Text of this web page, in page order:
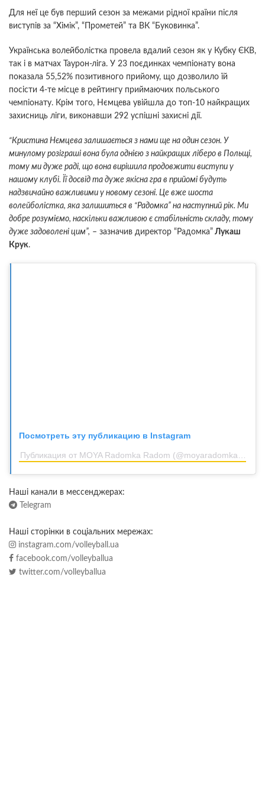
Для неї це був перший сезон за межами рідної країни після
виступів за “Хімік”, “Прометей” та ВК “Буковинка”.
Українська волейболістка провела вдалий сезон як у Кубку ЄКВ,
так і в матчах Таурон-ліга. У 23 поєдинках чемпіонату вона
показала 55,52% позитивного прийому, що дозволило їй
посісти 4-те місце в рейтингу приймаючих польського
чемпіонату. Крім того, Нємцева увійшла до топ-10 найкращих
захисниць ліги, виконавши 292 успішні захисні дії.
“Кристина Нємцева залишається з нами ще на один сезон. У
минулому розіграші вона була однією з найкращих ліберо в Польщі,
тому ми дуже раді, що вона вирішила продовжити виступи у
нашому клубі. Її досвід та дуже якісна гра в прийомі будуть
надзвичайно важливими у новому сезоні. Це вже шоста
волейболістка, яка залишиться в “Радомка” на наступний рік. Ми
добре розуміємо, наскільки важливою є стабільність складу, тому
дуже задоволені цим”, – зазначив директор “Радомка” Лукаш
Крук.
Посмотреть эту публикацию в Instagram
Наші канали в мессенджерах:
Telegram
Наші сторінки в соціальних мережах:
instagram.com/volleyball.ua
facebook.com/volleyballua
twitter.com/volleyballua